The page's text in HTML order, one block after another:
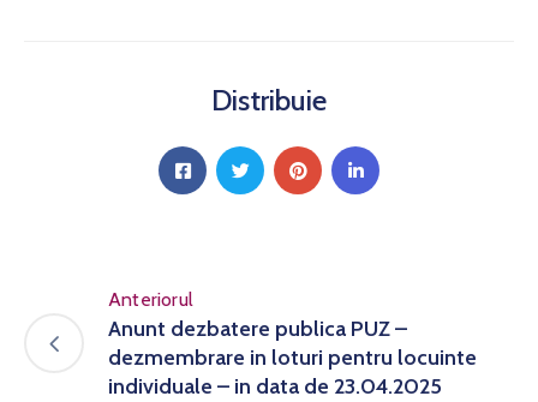
Distribuie
Anteriorul
Anunt dezbatere publica PUZ –
dezmembrare in loturi pentru locuinte
individuale – in data de 23.04.2025